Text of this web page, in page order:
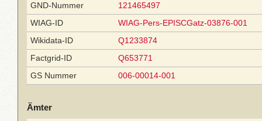
GND-Nummer
121465497
WIAG-ID
WIAG-Pers-EPISCGatz-03876-001
Wikidata-ID
Q1233874
Factgrid-ID
Q653771
GS Nummer
006-00014-001
Ämter